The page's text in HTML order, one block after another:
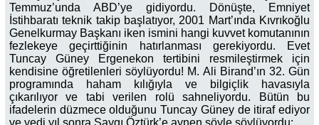
Temmuz’unda ABD’ye gidiyordu. Dönüşte, Emniyet
İstihbaratı teknik takip başlatıyor, 2001 Mart’ında Kıvrıkoğlu
Genelkurmay Başkanı iken ismini hangi kuvvet komutanının
fezlekeye geçirttiğinin hatırlanması gerekiyordu. Evet
Tuncay Güney Ergenekon tertibini resmileştirmek için
kendisine öğretilenleri söylüyordu! M. Ali Birand’ın 32. Gün
programında haham kılığıyla ve bilgiçlik havasıyla
çıkarılıyor ve tabi verilen rolü sahneliyordu. Bütün bu
ifadelerin düzmece olduğunu Tuncay Güney de itiraf ediyor